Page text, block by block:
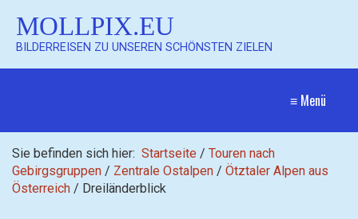
MOLLPIX.EU
BILDERREISEN ZU UNSEREN SCHÖNSTEN ZIELEN
≡ Menü
Sie befinden sich hier: Startseite / Touren nach
Gebirgsgruppen / Zentrale Ostalpen / Ötztaler Alpen aus
Österreich / Dreiländerblick